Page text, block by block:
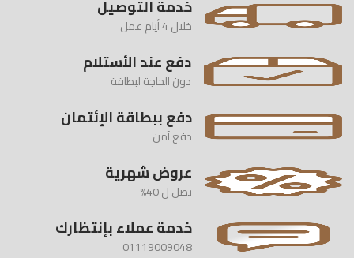
خدمة التوصيل
خلال 4 أيام عمل
دفع عند الأستلام
دون الحاجة لبطاقة
دفع ببطاقة الإئتمان
دفع آمن
عروض شهرية
تصل ل 40%
خدمة عملاء بإنتظارك
01119009048